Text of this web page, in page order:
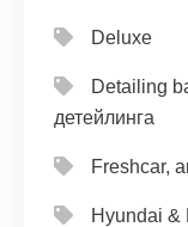
Deluxe
Detailing
детейлинга
Freshcar,
Hyundai &